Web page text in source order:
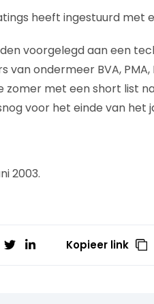
heeft ingestuurd met
voorgelegd aan een
ondermeer BVA,
zomer met een short list
voor het einde van het
2003.
Kopieer link